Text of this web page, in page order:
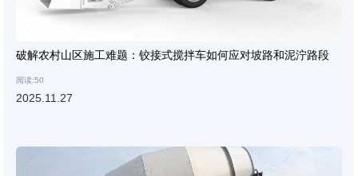
破解农村山区施工难题：铰接式搅拌车如何应对坡路和泥泞路段
阅读:50
2025.11.27